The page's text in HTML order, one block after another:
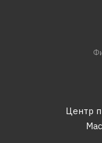
Центр